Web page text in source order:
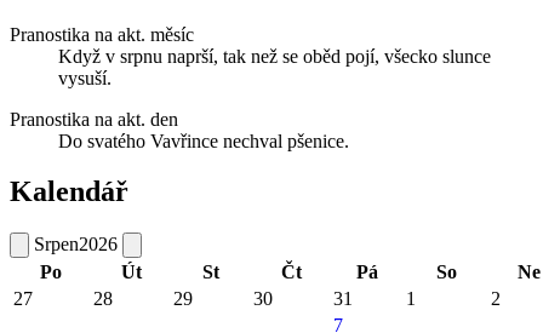
Pranostika na akt. měsíc
Když v srpnu naprší, tak než se oběd pojí, všecko slunce
vysuší.
Pranostika na akt. den
Do svatého Vavřince nechval pšenice.
Kalendář
Srpen2026
Po
Út St Čt Pá So
Ne
27
28 29 30 31 1
2
7